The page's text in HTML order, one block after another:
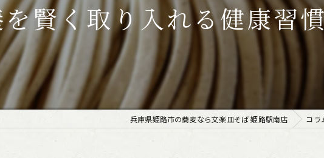
賢く取り入れる健康習
兵庫県姫路市の蕎麦なら文楽皿そば 姫路駅南店 コラ